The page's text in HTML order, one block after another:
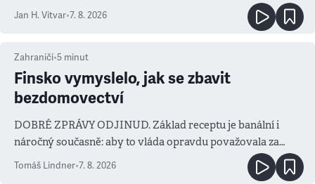
salvy i kritika pokrokářů
Jan H. Vitvar•7. 8. 2026
Zahraničí•5 minut
Finsko vymyslelo, jak se zbavit
bezdomovectví
DOBRÉ ZPRÁVY ODJINUD. Základ receptu je banální i
náročný současně: aby to vláda opravdu považovala za
prioritu
Tomáš Lindner•7. 8. 2026